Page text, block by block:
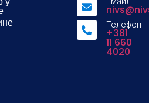
Телефон
+381
11 660
4020